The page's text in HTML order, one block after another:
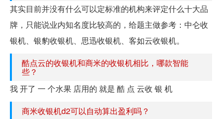
其实目前并没有什么可以定标准的机构来评定什么十大品
牌，只能说业内知名度比较高的，给题主做参考：中仑收
银机、银豹收银机、思迅收银机、客如云收银机。
酷点云的收银机和商米的收银机相比，哪款智能
些？
我 开了 一 个水果 店用的 就是 酷 点 云收 银 机
商米收银机d2可以自动算出盈利吗？